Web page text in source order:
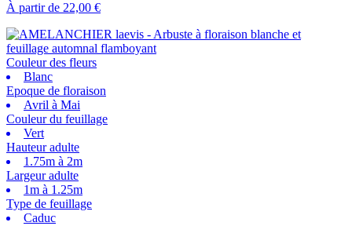
À partir de 22,00 €
Couleur des fleurs
Blanc
Epoque de floraison
Avril à Mai
Couleur du feuillage
Vert
Hauteur adulte
1.75m à 2m
Largeur adulte
1m à 1.25m
Type de feuillage
Caduc